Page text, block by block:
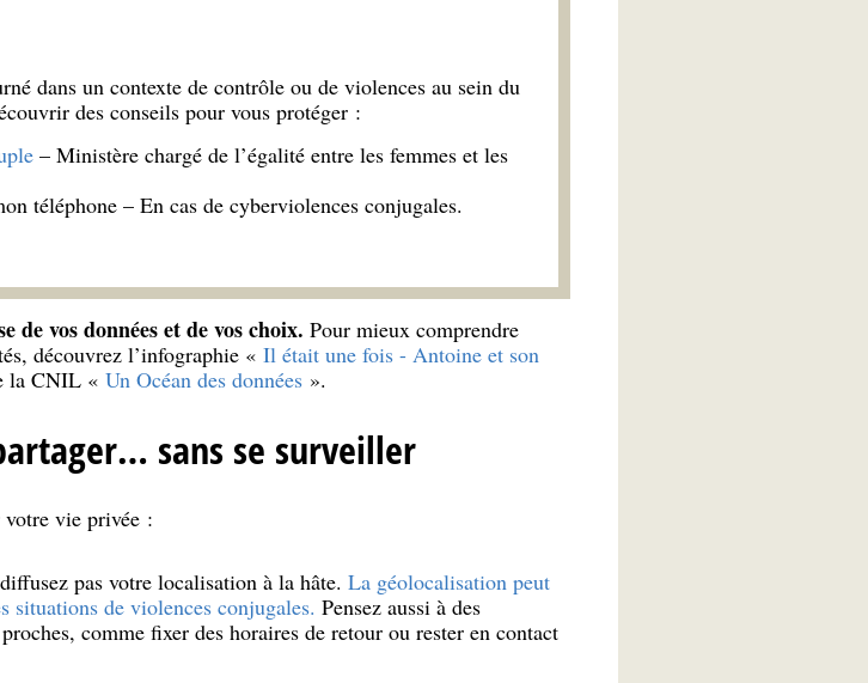
dans un contexte de contrôle ou de violences au sein du
des conseils pour vous protéger :
– Ministère chargé de l’égalité entre les femmes et les
téléphone – En cas de cyberviolences conjugales.
vos données et de vos choix. Pour mieux comprendre
découvrez l’infographie « Il était une fois - Antoine et son
la CNIL « Un Océan des données».
sans se surveiller
vie privée :
pas votre localisation à la hâte. La géolocalisation peut
situations de violences conjugales. Pensez aussi à des
comme fixer des horaires de retour ou rester en contact